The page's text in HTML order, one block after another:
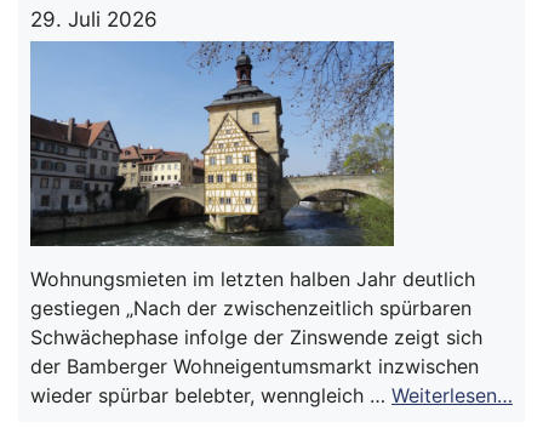
29. Juli 2026
Wohnungsmieten im letzten halben Jahr deutlich
gestiegen „Nach der zwischenzeitlich spürbaren
Schwächephase infolge der Zinswende zeigt sich
der Bamberger Wohneigentumsmarkt inzwischen
wieder spürbar belebter, wenngleich … Weiterlesen…